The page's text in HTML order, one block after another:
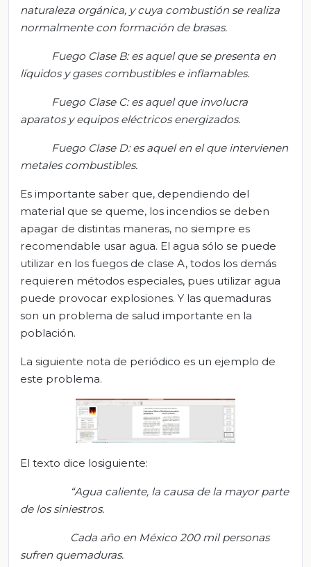
naturaleza orgánica, y cuya combustión se realiza
normalmente con formación de brasas.
Fuego Clase B: es aquel que se presenta en
líquidos y gases combustibles e inflamables.
Fuego Clase C: es aquel que involucra
aparatos y equipos eléctricos energizados.
Fuego Clase D: es aquel en el que intervienen
metales combustibles.
Es importante saber que, dependiendo del
material que se queme, los incendios se deben
apagar de distintas maneras, no siempre es
recomendable usar agua. El agua sólo se puede
utilizar en los fuegos de clase A, todos los demás
requieren métodos especiales, pues utilizar agua
puede provocar explosiones. Y las quemaduras
son un problema de salud importante en la
población.
La siguiente nota de periódico es un ejemplo de
este problema.
El texto dice losiguiente:
“Agua caliente, la causa de la mayor parte
de los siniestros.
Cada año en México 200 mil personas
sufren quemaduras.